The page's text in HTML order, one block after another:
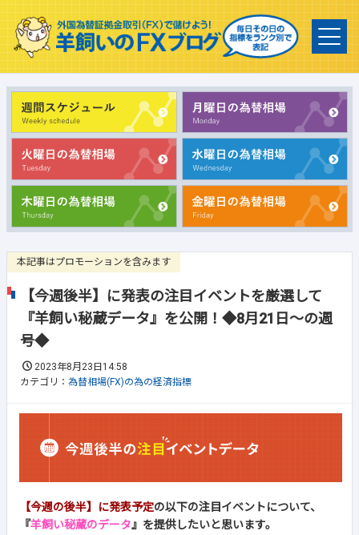
本記事はプロモーションを含みます
【今週後半】に発表の注目イベントを厳選して
『羊飼い秘蔵データ』を公開！◆8月21日～の週
号◆
2023年8月23日14:58
カテゴリ： 為替相場(FX)の為の経済指標
【今週の後半】に発表予定の以下の注目イベントについて、
『羊飼い秘蔵のデータ』を提供したいと思います。